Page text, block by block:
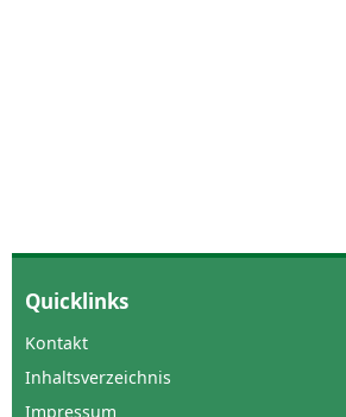
Quicklinks
Kontakt
Inhaltsverzeichnis
Impressum